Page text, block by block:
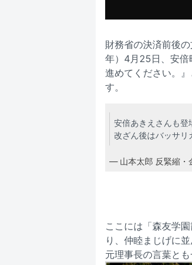
財務省の決済前後
年）4月25日、安倍
進めてください。
す。
安倍あきえさんも登
改ざん後はバッサリ
— 山本太郎 反緊縮・
ここには「森友学
り、仲睦まじげに
元理事長の言葉とも